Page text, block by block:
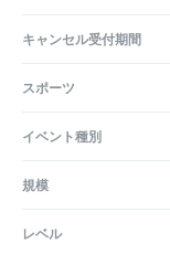
キャンセル受付期間
スポーツ
イベント種別
規模
レベル